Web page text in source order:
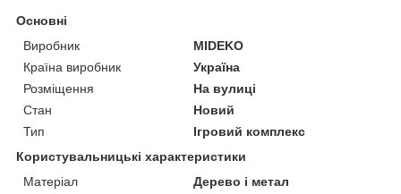
Основні
Виробник
MIDEKO
Країна виробник
Україна
Розміщення
На вулиці
Стан
Новий
Тип
Ігровий комплекс
Користувальницькі характеристики
Матеріал
Дерево і метал